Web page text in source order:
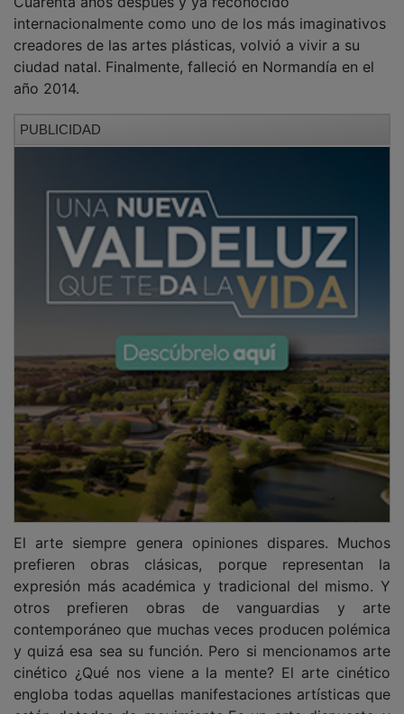
internacionalmente como uno de los más imaginativos
creadores de las artes plásticas, volvió a vivir a su
ciudad natal. Finalmente, falleció en Normandía en el
año 2014.
prefieren obras clásicas, porque representan la
expresión más académica y tradicional del mismo. Y
otros prefieren obras de vanguardias y arte
contemporáneo que muchas veces producen polémica
y quizá esa sea su función. Pero si mencionamos arte
cinético ¿Qué nos viene a la mente? El arte cinético
engloba todas aquellas manifestaciones artísticas que
están dotadas de movimiento.Es un arte dispuesto y